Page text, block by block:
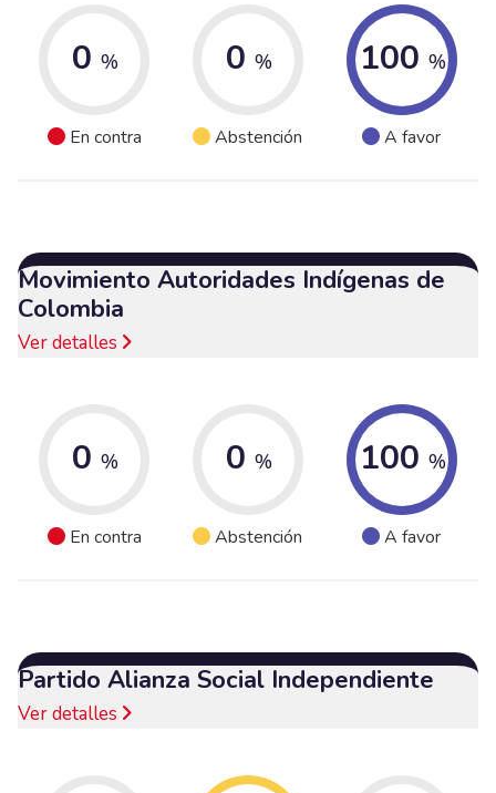
0 %
En contra
0 %
Abstención
100 %
A favor
Movimiento Autoridades Indígenas de
Colombia
Ver detalles
0 %
En contra
0 %
Abstención
100 %
A favor
Partido Alianza Social Independiente
Ver detalles